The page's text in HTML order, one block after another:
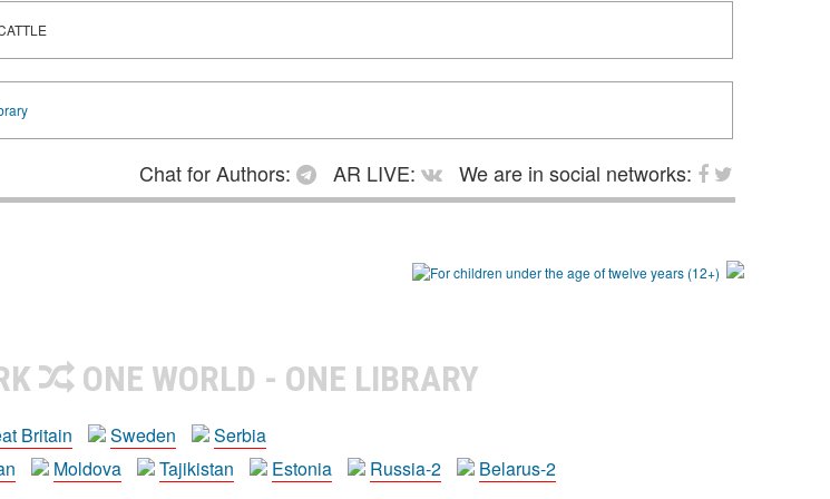
Chat for Authors: AR LIVE:
We are in social networks:
ONE WORLD - ONE LIBRARY
Britain Sweden
Serbia
Moldova Tajikistan Estonia Russia-2 Belarus-2